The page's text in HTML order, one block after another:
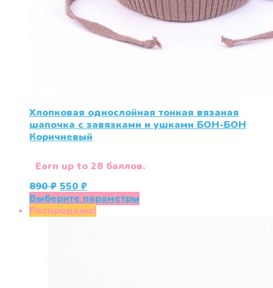
Хлопковая однослойная тонкая вязаная
шапочка с завязками и ушками БОН-БОН
Коричневый
Earn up to 28 баллов.
890₽ Первоначальная
цена
составляла
550₽Текущая
цена:
550 ₽.
Выберите параметры
Распродажа!